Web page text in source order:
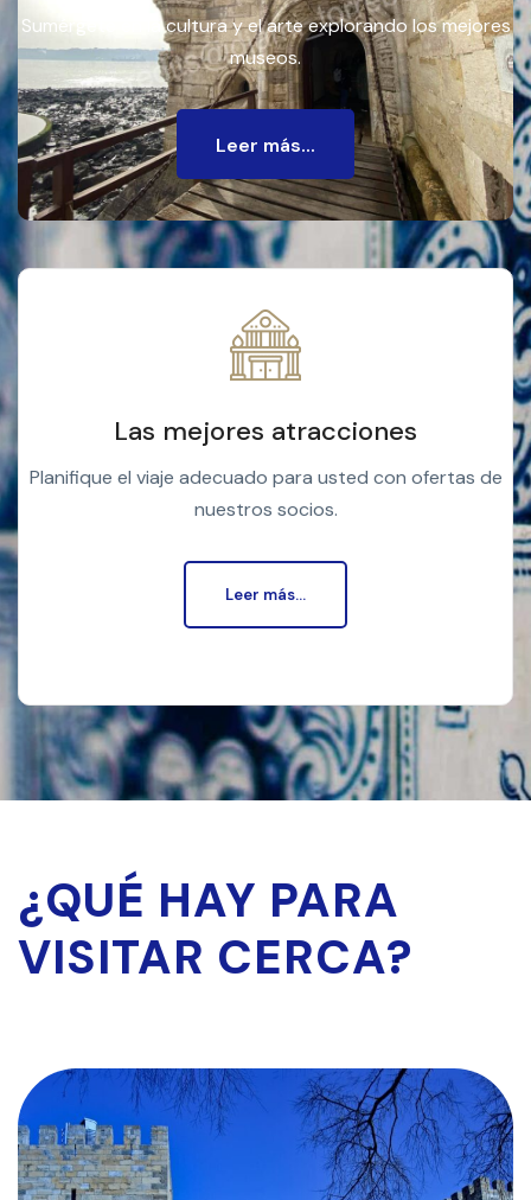
Sumérgete en la cultura y el arte explorando los mejores
museos.
Leer más...
Las mejores atracciones
Planifique el viaje adecuado para usted con ofertas de
nuestros socios.
Leer más...
¿QUÉ HAY PARA
VISITAR CERCA?